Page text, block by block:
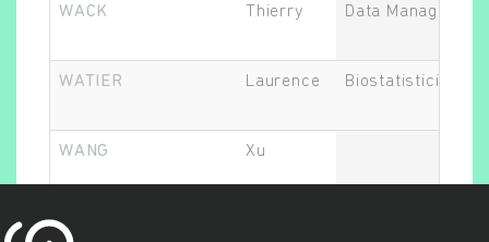
WACK Thierry Data Manager
WATIER Laurence Biostatisticien.ne
WANG Xu